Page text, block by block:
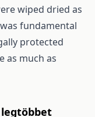
wiped dried as
fundamental
protected
as much as
legtöbbet